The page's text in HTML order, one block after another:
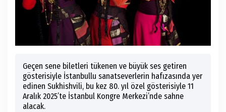
Geçen sene biletleri tükenen ve büyük ses getiren
gösterisiyle İstanbullu sanatseverlerin hafızasında yer
edinen Sukhishvili, bu kez 80. yıl özel gösterisiyle 11
Aralık 2025’te İstanbul Kongre Merkezi’nde sahne
alacak.